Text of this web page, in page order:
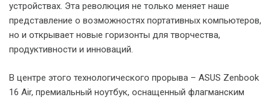
устройствах. Эта революция не только меняет наше
представление о возможностях портативных компьютеров,
но и открывает новые горизонты для творчества,
продуктивности и инноваций.
В центре этого технологического прорыва – ASUS Zenbook
16 Air, премиальный ноутбук, оснащенный флагманским